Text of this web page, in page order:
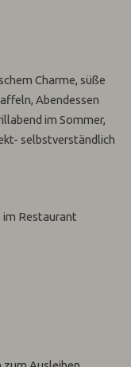
Charme, süße
Abendessen
im Sommer,
selbstverständlich
im Restaurant